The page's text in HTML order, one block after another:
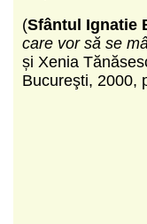
(Sfântul Ignatie
care vor să se
și Xenia
Bucureşti, 2000,